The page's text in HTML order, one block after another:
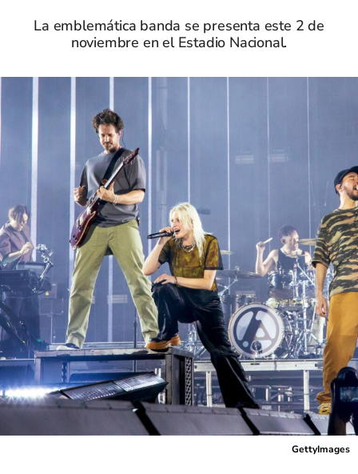
La emblemática banda se presenta este 2 de
noviembre en el Estadio Nacional.
GettyImages